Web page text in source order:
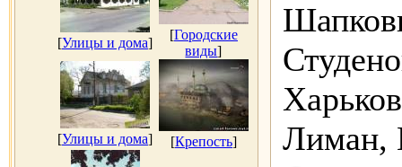
[Улицы и дома]
[Городские
виды]
[Улицы и дома] [Крепость]
Лиман,